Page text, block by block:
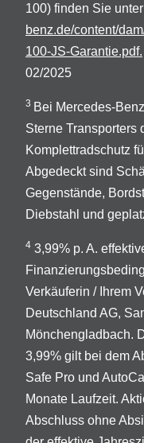
100) finden Sie unter
benz.de/content/
100-JS-Garantie.pdf.
02/2025
3 Bei Mercedes-
Sterne Transporters
Komplettradschutz
Abgedeckt sind
Gegenstände,
Diebstahl und
4 3,99% p. A.
Verkäuferin / Ihrem
Deutschland AG,
Mönchengladbach.
3,99% gilt bei dem
Safe Pro und
Monate Laufzeit.
Abschluss ohne